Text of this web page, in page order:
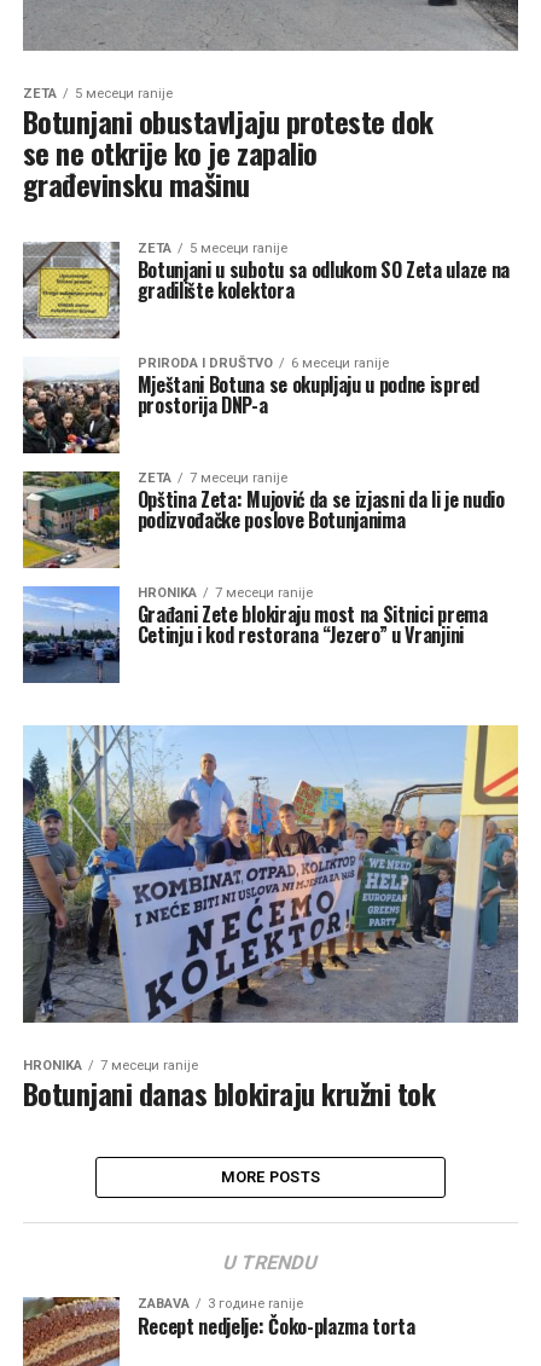
ZETA 5 месеци ranije
Botunjani obustavljaju proteste dok
se ne otkrije ko je zapalio
građevinsku mašinu
ZETA 5 месеци ranije
Botunjani u subotu sa odlukom SO Zeta ulaze na
gradilište kolektora
PRIRODA I DRUŠTVO 6 месеци ranije
Mještani Botuna se okupljaju u podne ispred
prostorija DNP-a
ZETA 7 месеци ranije
Opština Zeta: Mujović da se izjasni da li je nudio
podizvođačke poslove Botunjanima
HRONIKA 7 месеци ranije
Građani Zete blokiraju most na Sitnici prema
Cetinju i kod restorana “Jezero” u Vranjini
HRONIKA 7 месеци ranije
Botunjani danas blokiraju kružni tok
MORE POSTS
U TRENDU
ZABAVA 3 године ranije
Recept nedjelje: Čoko-plazma torta